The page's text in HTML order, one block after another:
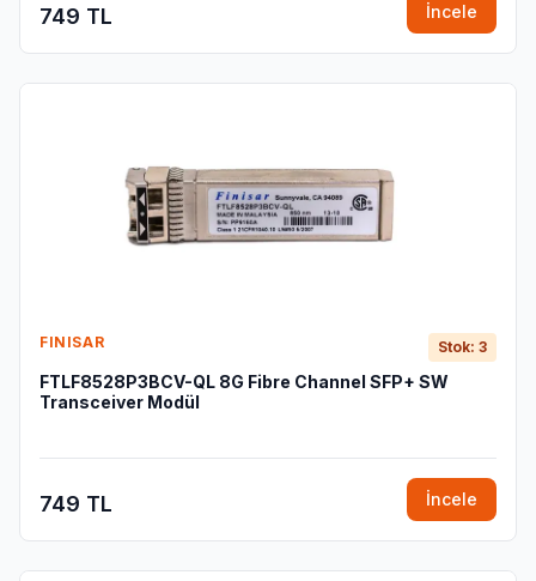
749 TL İncele
FINISAR Stok: 3
FTLF8528P3BCV-QL 8G Fibre Channel SFP+ SW
Transceiver Modül
749 TL İncele